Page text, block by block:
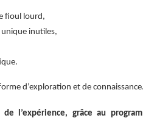
fioul lourd,
inutiles,
d’exploration et de connaissance.
l’expérience, grâce au